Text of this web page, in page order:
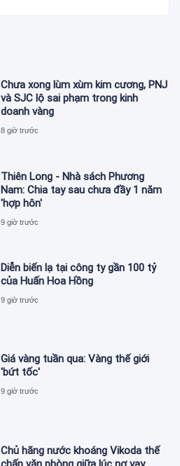
Chưa xong lùm xùm kim cương, PNJ
và SJC lộ sai phạm trong kinh
doanh vàng
8 giờ trước
Thiên Long - Nhà sách Phương
Nam: Chia tay sau chưa đầy 1 năm
'hợp hôn'
9 giờ trước
Diễn biến lạ tại công ty gần 100 tỷ
của Huấn Hoa Hồng
9 giờ trước
Giá vàng tuần qua: Vàng thế giới
'bứt tốc'
9 giờ trước
Chủ hãng nước khoáng Vikoda thế